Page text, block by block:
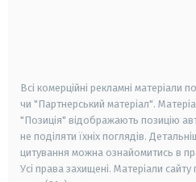
Всі комерційні рекламні матеріали
чи "Партнерський матеріал".
"Позиція" відображають позицію
не поділяти їхніх поглядів.
цитування можна ознайомитись в
Усі права захищені. Матеріали сайту